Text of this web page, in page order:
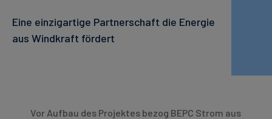
Eine einzigartige Partnerschaft die Energie
aus Windkraft fördert
Vor Aufbau des Projektes bezog BEPC Strom aus